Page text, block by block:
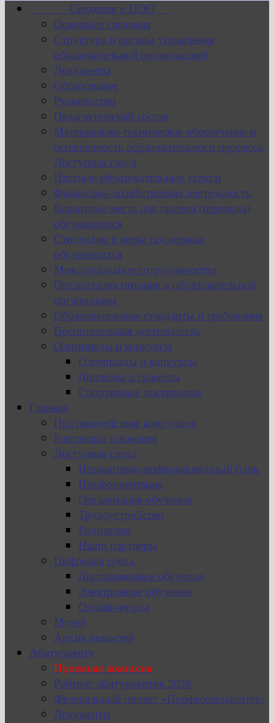
Сведения о ПОО
Основные сведения
Структура и органы управления
образовательной организацией
Документы
Образование
Руководство
Педагогический состав
Материально-техническое обеспечение и
оснащенность образовательного процесса.
Доступная среда
Платные образовательные услуги
Финансово-хозяйственная деятельность
Вакантные места для приема (перевода)
обучающихся
Стипендии и меры поддержки
обучающихся
Международное сотрудничество
Организация питания в образовательной
организации
Образовательные стандарты и требования
Воспитательная деятельность
Олимпиады и конкурсы
Олимпиады и конкурсы
Дипломы и грамоты
Спортивные достижения
Главная
Противодействие коррупции
Разговоры о важном
Доступная среда
Нормативно-информационный блок
Профориентация
Организация обучения
Трудоустройство
Родителям
Наши партнеры
Цифровая среда
Дистанционное обучение
Электронное обучение
Онлайн-курсы
Музей
Архив новостей
Абитуриенту
Приемная комиссия
Рейтинг абитуриентов 2026
Федеральный проект «Профессионалитет»
Документы